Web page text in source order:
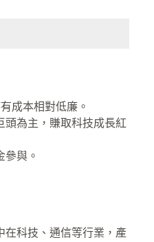
成本相對低廉。
頭為主，賺取科技成長紅
參與。
在科技、通信等行業，產